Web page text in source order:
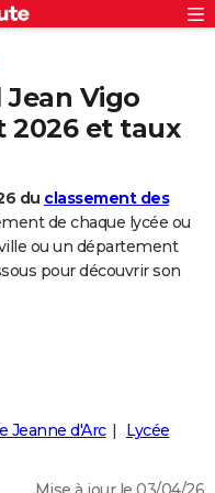
Vigo
2026 et taux
du classement des
de chaque lycée ou
ou un département
pour découvrir son
Jeanne d'Arc
Lycée